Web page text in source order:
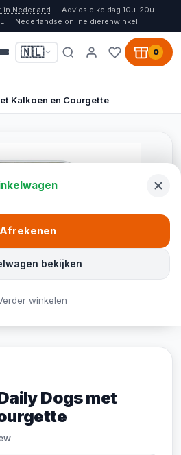
in Nederland
Advies elke dag 10u-20u
Nederlandse online dierenwinkel
🇳🇱 0
Kalkoen en Courgette
Dogs met
bekijken
Afrekenen
winkelen